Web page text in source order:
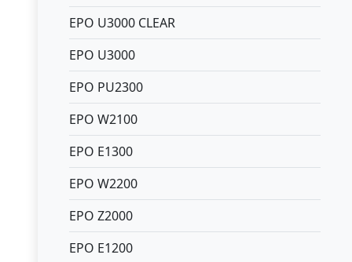
EPO U3000 CLEAR
EPO U3000
EPO PU2300
EPO W2100
EPO E1300
EPO W2200
EPO Z2000
EPO E1200